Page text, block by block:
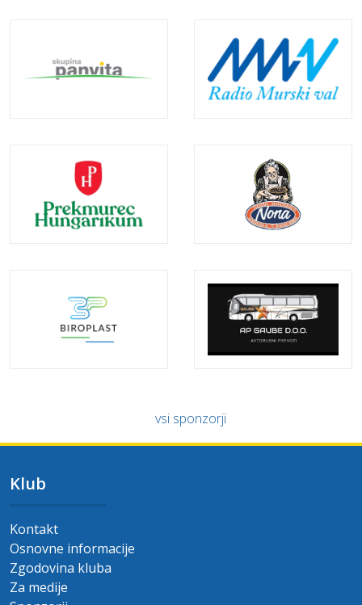
vsi sponzorji
Klub
Kontakt
Osnovne informacije
Zgodovina kluba
Za medije